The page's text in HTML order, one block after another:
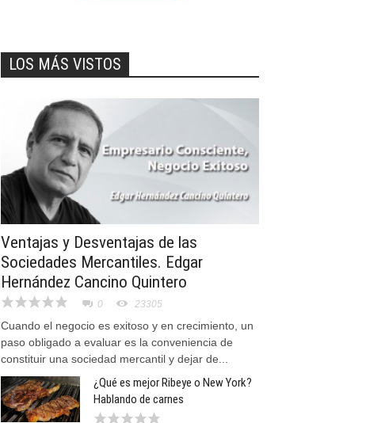
LOS MÁS VISTOS
Ventajas y Desventajas de las
Sociedades Mercantiles. Edgar
Hernández Cancino Quintero
0 23305
Cuando el negocio es exitoso y en crecimiento, un
paso obligado a evaluar es la conveniencia de
constituir una sociedad mercantil y dejar de...
¿Qué es mejor Ribeye o New York?
Hablando de carnes